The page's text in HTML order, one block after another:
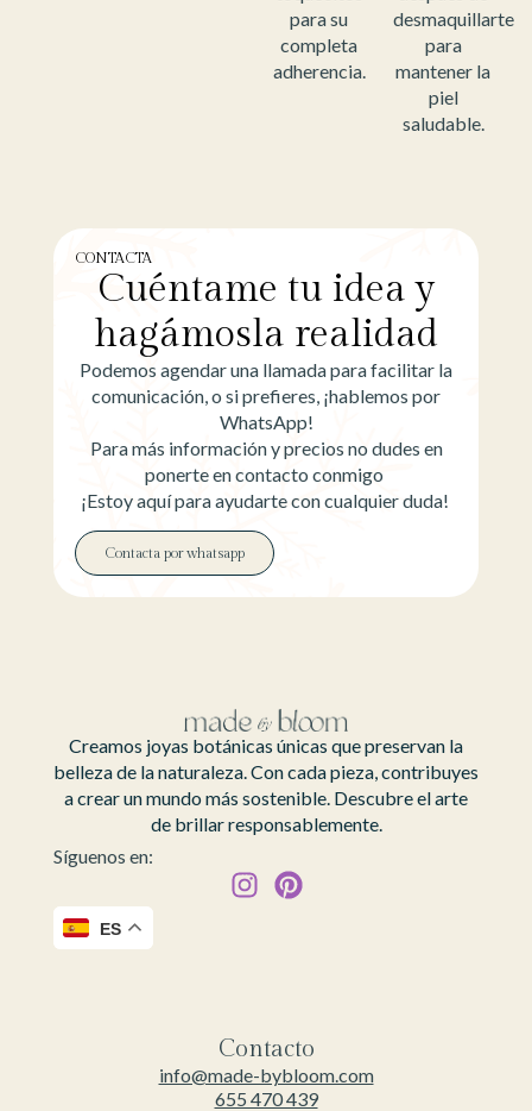
para su
completa
adherencia.
desmaquillarte
para
mantener la
piel
saludable.
CONTACTA
Cuéntame tu idea y
hagámosla realidad
Podemos agendar una llamada para facilitar la
comunicación, o si prefieres, ¡hablemos por
WhatsApp!
Para más información y precios no dudes en
ponerte en contacto conmigo
¡Estoy aquí para ayudarte con cualquier duda!
Contacta por whatsapp
Creamos joyas botánicas únicas que preservan la
belleza de la naturaleza. Con cada pieza, contribuyes
a crear un mundo más sostenible. Descubre el arte
de brillar responsablemente.
Síguenos en:
ES
Contacto
info@made-bybloom.com
655 470 439